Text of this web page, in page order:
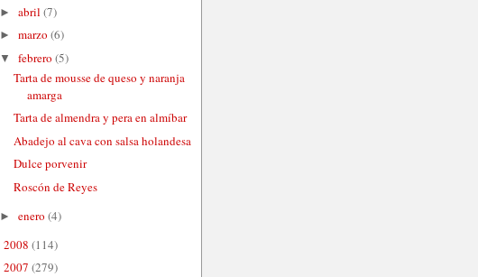
► abril (7)
► marzo (6)
▼ febrero (5)
Tarta de mousse de queso y naranja
amarga
Tarta de almendra y pera en almíbar
Abadejo al cava con salsa holandesa
Dulce porvenir
Roscón de Reyes
► enero (4)
2008 (114)
2007 (279)